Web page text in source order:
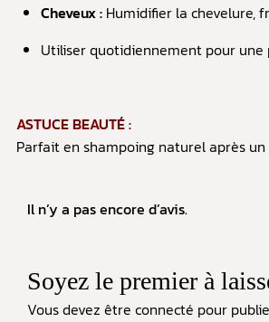
Cheveux : Humidifier la chevelure,
Utiliser quotidiennement pour une
ASTUCE BEAUTÉ :
Parfait en shampoing naturel après
Il n’y a pas encore d’avis.
Soyez le premier à
Vous devez être connecté pour